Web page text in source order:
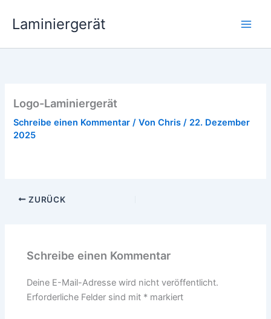
InhaltLaminiergerät
Logo-Laminiergerät
Schreibe einen Kommentar / VonChris/ 22. Dezember
2025
ZURÜCK
Schreibe einen Kommentar
Deine E-Mail-Adresse wird nicht veröffentlicht.
Erforderliche Felder sind mit * markiert